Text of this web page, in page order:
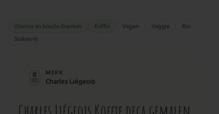
Warme en koude dranken Koffie Vegan Veggie
Bio
Suikervrij
MERK
Charles Liégeois